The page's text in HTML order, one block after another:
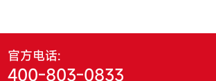
官方电话:
400-803-0833